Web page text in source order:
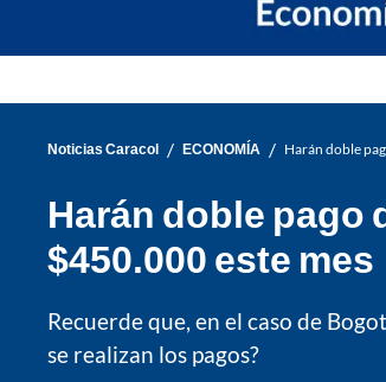
Noticias Caracol / ECONOMÍA / Harán doble
Harán doble pago
$450.000 este mes
Recuerde que, en el caso de
se realizan los pagos?